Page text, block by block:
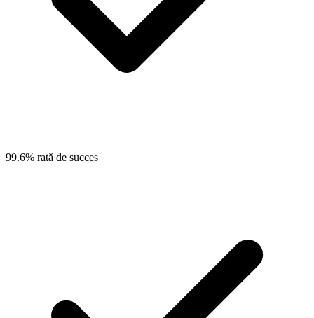
99.6% rată de succes